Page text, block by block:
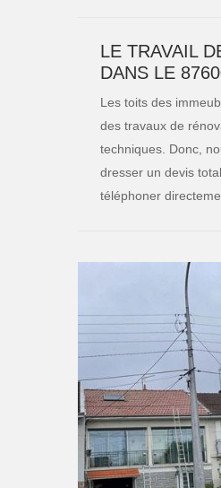
LE TRAVAIL
DANS LE
Les toits des
des travaux de
techniques. Donc,
dresser un devis
téléphoner